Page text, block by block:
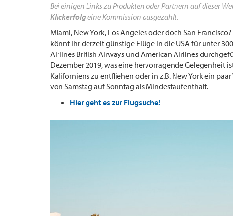
Bei einigen Links zu Produkten oder Partnern auf dieser
Klickerfolg eine Kommission ausgezahlt.
Miami, New York, Los Angeles oder doch San
könnt Ihr derzeit günstige Flüge in die USA für unter
Airlines British Airways und American Airlines
Dezember 2019, was eine hervorragende Gelegenheit
Kaliforniens zu entfliehen oder in z.B. New York ein
von Samstag auf Sonntag als Mindestaufenthalt.
Hier geht es zur Flugsuche!